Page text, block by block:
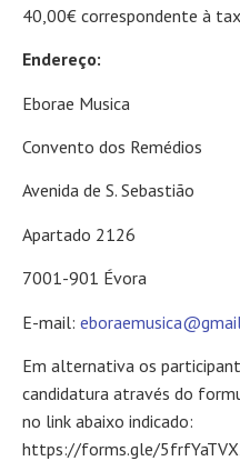
40,00€ correspondente à
Endereço:
Eborae Musica
Convento dos Remédios
Avenida de S. Sebastião
Apartado 2126
7001-901 Évora
E-mail:
Em alternativa os
candidatura através do
no link abaixo indicado:
https://forms.gle/